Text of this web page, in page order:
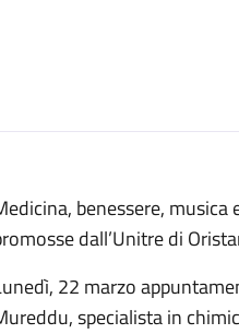
benessere,
dall’Unitre di
22 marzo
specialista in